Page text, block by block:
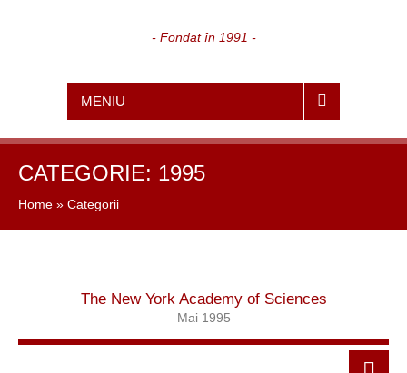
- Fondat în 1991 -
MENIU
CATEGORIE: 1995
Home » Categorii
The New York Academy of Sciences
Mai 1995